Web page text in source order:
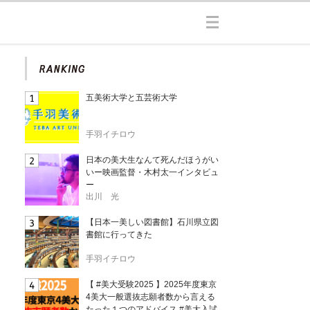
五美術大学と五芸術大学
手羽イチロウ
日本の美大生なんて死んだほうがい
いー映画監督・木村太一インタビュ
ー
出川 光
【日本一美しい図書館】石川県立図
書館に行ってきた
手羽イチロウ
【 #美大受験2025 】2025年度東京
4美大一般選抜志願者数から言える